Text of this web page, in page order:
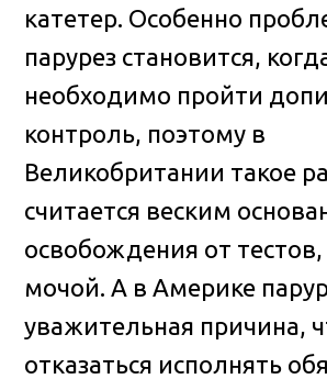
катетер. Особенно
парурез становится,
необходимо пройти
контроль, поэтому в
Великобритании такое
считается веским
освобождения от тестов,
мочой. А в Америке
уважительная причина,
отказаться исполнять